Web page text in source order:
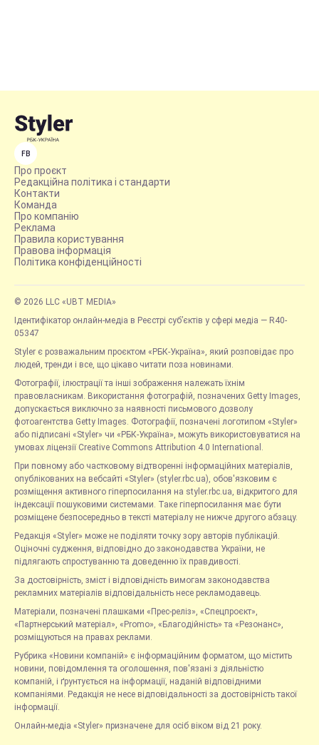
FB
Про проєкт
Редакційна політика і стандарти
Контакти
Команда
Про компанію
Реклама
Правила користування
Правова інформація
Політика конфіденційності
© 2026 LLC «UBT MEDIA»
Ідентифікатор онлайн-медіа в Реєстрі суб’єктів у сфері медіа — R40-
05347
Styler є розважальним проєктом «РБК-Україна», який розповідає про
людей, тренди і все, що цікаво читати поза новинами.
Фотографії, ілюстрації та інші зображення належать їхнім
правовласникам. Використання фотографій, позначених Getty Images,
допускається виключно за наявності письмового дозволу
фотоагентства Getty Images. Фотографії, позначені логотипом «Styler»
або підписані «Styler» чи «РБК-Україна», можуть використовуватися на
умовах ліцензії Creative Commons Attribution 4.0 International.
При повному або частковому відтворенні інформаційних матеріалів,
опублікованих на вебсайті «Styler» (styler.rbc.ua), обов'язковим є
розміщення активного гіперпосилання на styler.rbc.ua, відкритого для
індексації пошуковими системами. Таке гіперпосилання має бути
розміщене безпосередньо в тексті матеріалу не нижче другого абзацу.
Редакція «Styler» може не поділяти точку зору авторів публікацій.
Оціночні судження, відповідно до законодавства України, не
підлягають спростуванню та доведенню їх правдивості.
За достовірність, зміст і відповідність вимогам законодавства
рекламних матеріалів відповідальність несе рекламодавець.
Матеріали, позначені плашками «Прес-реліз», «Спецпроєкт»,
«Партнерський матеріал», «Promo», «Благодійність» та «Резонанс»,
розміщуються на правах реклами.
Рубрика «Новини компаній» є інформаційним форматом, що містить
новини, повідомлення та оголошення, пов'язані з діяльністю
компаній, і ґрунтується на інформації, наданій відповідними
компаніями. Редакція не несе відповідальності за достовірність такої
інформації.
Онлайн-медіа «Styler» призначене для осіб віком від 21 року.